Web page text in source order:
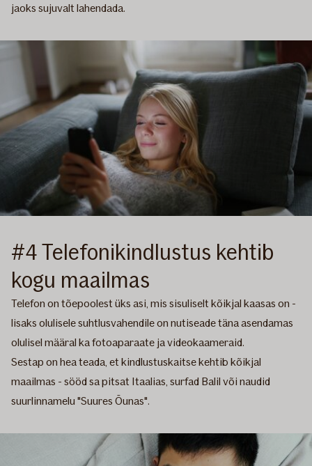
jaoks sujuvalt lahendada.
#4 Telefonikindlustus kehtib
kogu maailmas
Telefon on tõepoolest üks asi, mis sisuliselt kõikjal kaasas on -
lisaks olulisele suhtlusvahendile on nutiseade täna asendamas
olulisel määral ka fotoaparaate ja videokaameraid.
Sestap on hea teada, et kindlustuskaitse kehtib kõikjal
maailmas - sööd sa pitsat Itaalias, surfad Balil või naudid
suurlinnamelu "Suures Õunas".